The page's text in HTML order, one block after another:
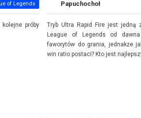
of Legends
próby
Papuchochoł
Tryb Ultra Rapid Fire jest jedną
League of Legends od
faworytów do grania, jednakże
win ratio postaci? Kto jest